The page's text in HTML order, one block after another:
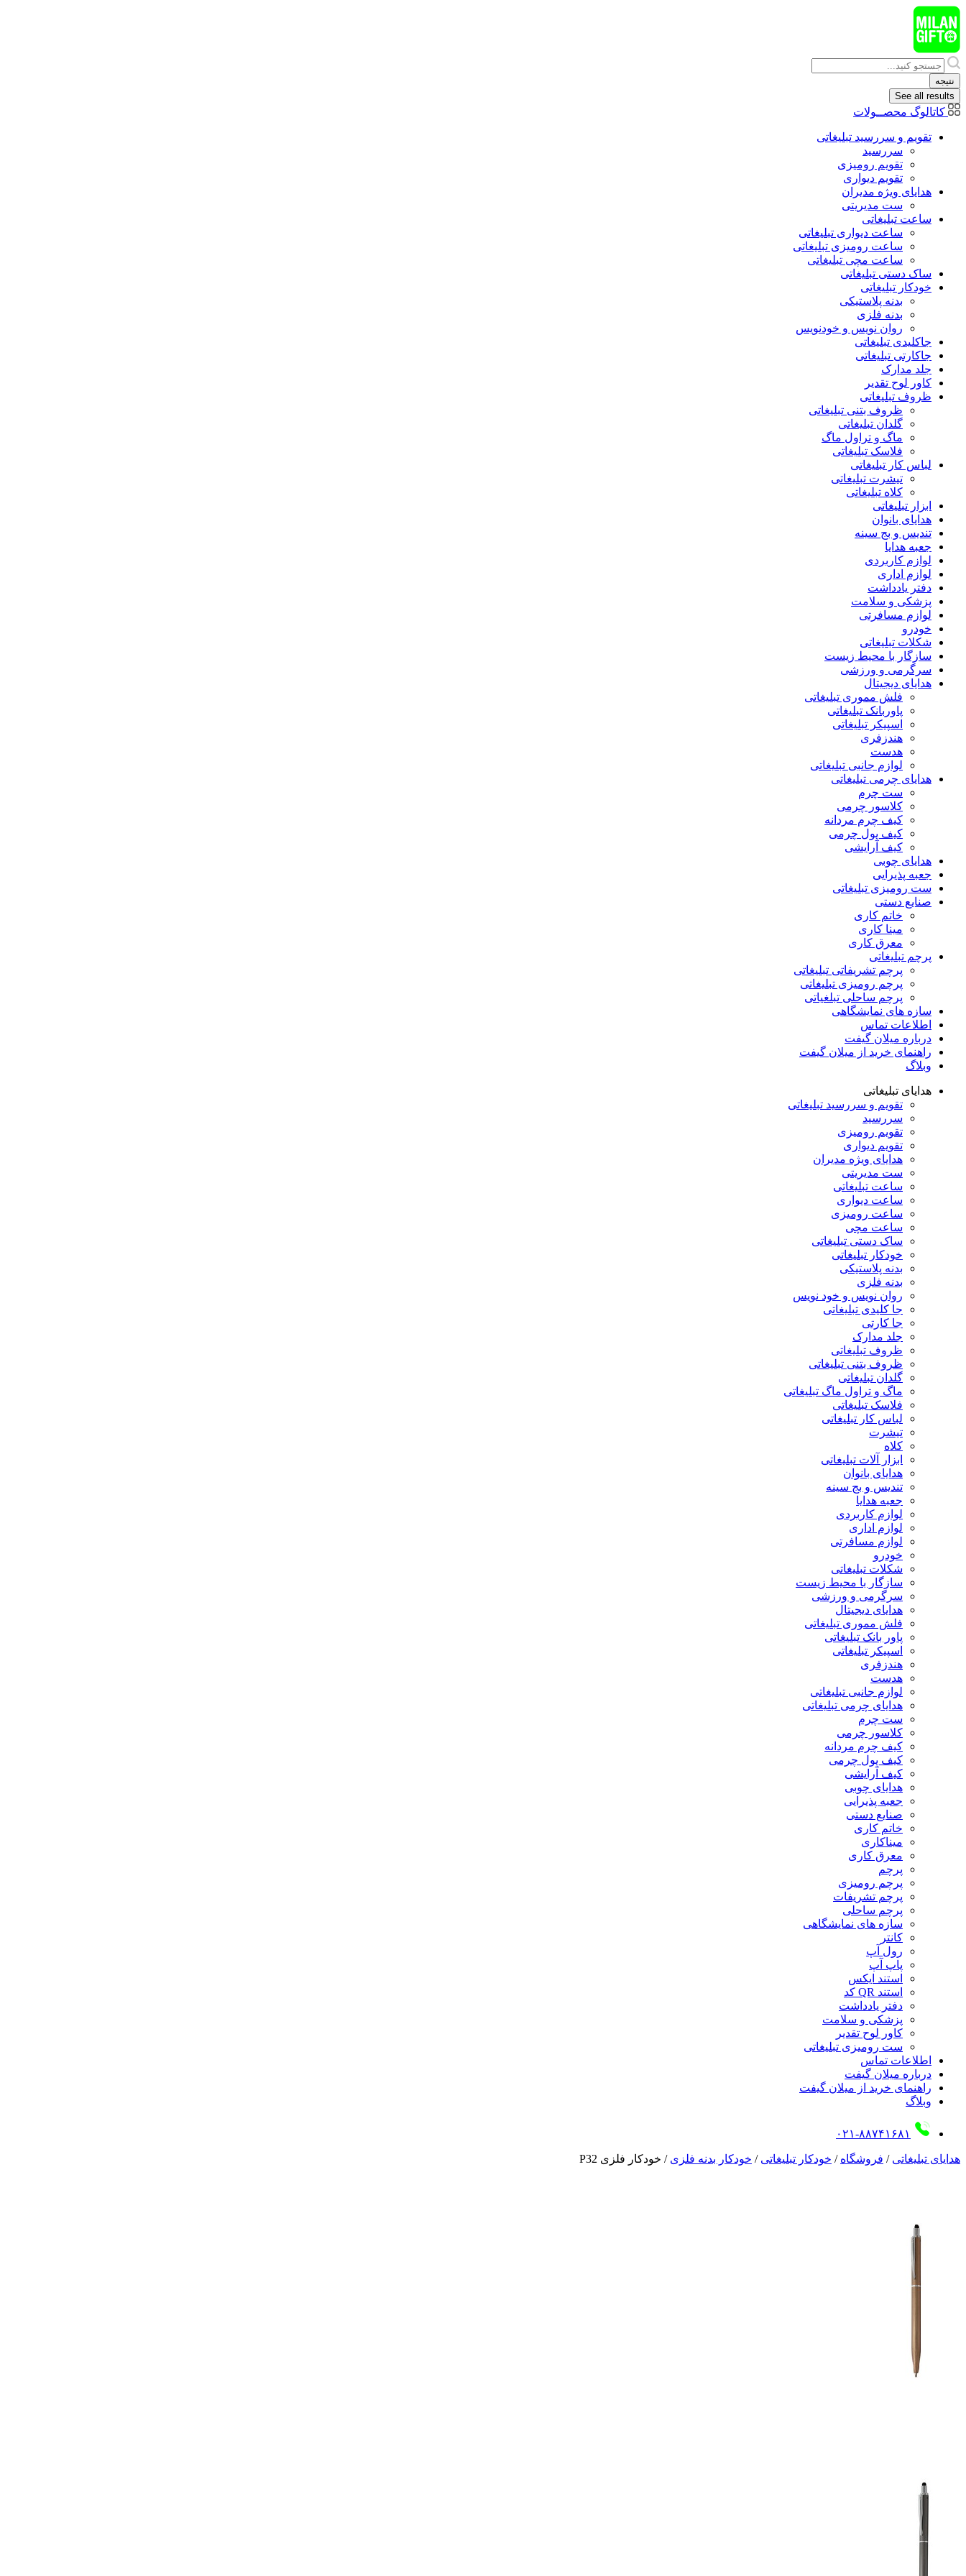
پرش
به
محتوا
Search
...
نتیجه
See all results
کاتالوگ محصــولات
تقویم و سررسید تبلیغاتی
سررسید
تقویم رومیزی
تقویم دیواری
هدایای ويژه مدیران
ست مدیریتی
ساعت تبلیغاتی
ساعت دیواری تبلیغاتی
ساعت رومیزی تبلیغاتی
ساعت مچی تبلیغاتی
ساک دستی تبلیغاتی
خودکار تبلیغاتی
بدنه پلاستیکی
بدنه فلزی
روان نویس و خودنویس
جاکلیدی تبلیغاتی
جاکارتی تبلیغاتی
جلد مدارک
کاور لوح تقدیر
ظروف تبلیغاتی
ظروف بتنی تبلیغاتی
گلدان تبلیغاتی
ماگ و تراول ماگ
فلاسک تبلیغاتی
لباس کار تبلیغاتی
تیشرت تبلیغاتی
کلاه تبلیغاتی
ابزار تبلیغاتی
هدایای بانوان
تندیس و بج سینه
جعبه هدایا
لوازم کاربردی
لوازم اداری
دفتر یادداشت
پزشکی و سلامت
لوازم مسافرتی
خودرو
شکلات تبلیغاتی
سازگار با محیط زیست
سرگرمی و ورزشی
هدایای دیجیتال
فلش مموری تبلیغاتی
پاوربانک تبلیغاتی
اسپیکر تبلیغاتی
هندزفری
هدست
لوازم جانبی تبلیغاتی
هدایای چرمی تبلیغاتی
ست چرم
کلاسور چرمی
کیف چرم مردانه
کیف پول چرمی
کیف آرایشی
هدایای چوبی
جعبه پذیرایی
ست رومیزی تبلیغاتی
صنایع دستی
خاتم کاری
مینا کاری
معرق کاری
پرچم تبلیغاتی
پرچم تشریفاتی تبلیغاتی
پرچم رومیزی تبلیغاتی
پرچم ساحلی تبلغیاتی
سازه های نمایشگاهی
اطلاعات تماس
درباره میلان گیفت
راهنمای خرید از میلان گیفت
وبلاگ
هدایای تبلیغاتی
تقویم و سررسید تبلیغاتی
سررسید
تقویم رومیزی
تقویم دیواری
هدایای ویژه مدیران
ست مدیریتی
ساعت تبلیغاتی
ساعت دیواری
ساعت رومیزی
ساعت مچی
ساک دستی تبلیغاتی
خودکار تبلیغاتی
بدنه پلاستیکی
بدنه فلزی
روان نویس و خود نویس
جا کلیدی تبلیغاتی
جا کارتی
جلد مدارک
ظروف تبلیغاتی
ظروف بتنی تبلیغاتی
گلدان تبلیغاتی
ماگ و تراول ماگ تبلیغاتی
فلاسک تبلیغاتی
لباس کار تبلیغاتی
تیشرت
کلاه
ابزار آلات تبلیغاتی
هدایای بانوان
تندیس و بج سینه
جعبه هدایا
لوازم کاربردی
لوازم اداری
لوازم مسافرتی
خودرو
شکلات تبلیغاتی
سازگار با محیط زیست
سرگرمی و ورزشی
هدایای دیجیتال
فلش مموری تبلیغاتی
پاور بانک تبلیغاتی
اسپیکر تبلیغاتی
هندزفری
هدست
لوازم جانبی تبلیغاتی
هدایای چرمی تبلیغاتی
ست چرم
کلاسور چرمی
کیف چرم مردانه
کیف پول چرمی
کیف آرایشی
هدایای چوبی
جعبه پذیرایی
صنایع دستی
خاتم کاری
میناکاری
معرق کاری
پرچم
پرچم رومیزی
پرچم تشریفات
پرچم ساحلی
سازه های نمایشگاهی
کانتر
رول آپ
پاپ آپ
استند ایکس
استند QR کد
دفتر یادداشت
پزشکی و سلامت
کاور لوح تقدیر
ست رومیزی تبلیغاتی
اطلاعات تماس
درباره میلان گیفت
راهنمای خرید از میلان گیفت
وبلاگ
۰۲۱-۸۸۷۴۱۶۸۱
هدایای تبلیغاتی / فروشگاه / خودکار تبلیغاتی / خودکار بدنه فلزی / خودکار فلزی P32